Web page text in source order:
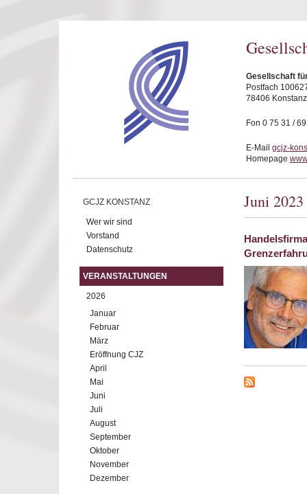
Gesellschaft
Postfach
78406 Konstanz
Fon 0 75 31 /
E-Mail gcjz-
Homepage
GCJZ KONSTANZ
Wer wir sind
Vorstand
Datenschutz
VERANSTALTUNGEN
2026
Januar
Februar
März
Eröffnung CJZ
April
Mai
Juni
Juli
August
September
Oktober
November
Dezember
Juni 2023